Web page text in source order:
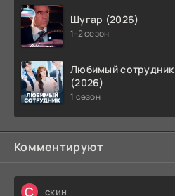
Шугар (2026)
1-2 сезон
Любимый сотрудник
(2026)
1 сезон
Комментируют
С скин